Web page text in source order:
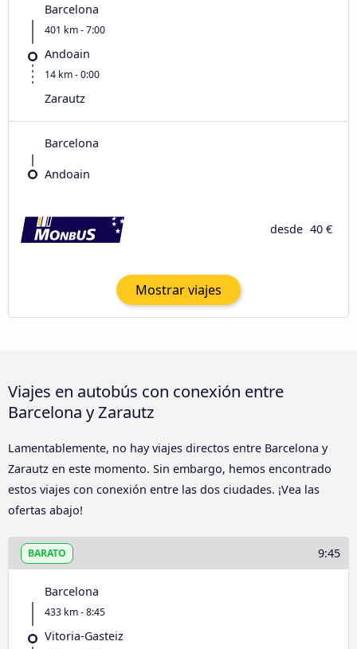
Barcelona
401 km - 7:00
Andoain
14 km - 0:00
Zarautz
Barcelona
Andoain
desde 40 €
Mostrar viajes
Viajes en autobús con conexión entre
Barcelona y Zarautz
Lamentablemente, no hay viajes directos entre Barcelona y
Zarautz en este momento. Sin embargo, hemos encontrado
estos viajes con conexión entre las dos ciudades. ¡Vea las
ofertas abajo!
BARATO 9:45
Barcelona
433 km - 8:45
Vitoria-Gasteiz